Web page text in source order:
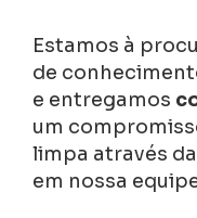
Estamos à
de
e entregamos
um
limpa através
em nossa